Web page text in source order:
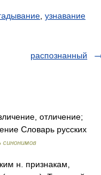
узнавание
распознанный
отличение;
Словарь русских
синонимов
н. признакам,